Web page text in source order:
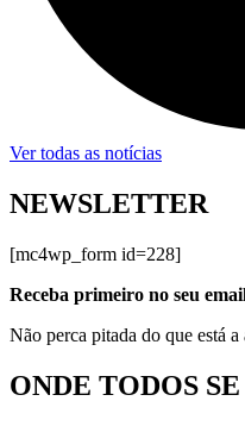
Ver todas as notícias
NEWSLETTER
[mc4wp_form id=228]
Receba primeiro no seu
Não perca pitada do que está
ONDE TODOS